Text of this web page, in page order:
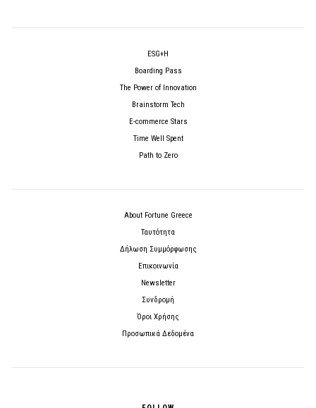
ESG+H
Boarding Pass
The Power of Innovation
Brainstorm Tech
E-commerce Stars
Time Well Spent
Path to Zero
About Fortune Greece
Ταυτότητα
Δήλωση Συμμόρφωσης
Επικοινωνία
Newsletter
Συνδρομή
Όροι Χρήσης
Προσωπικά Δεδομένα